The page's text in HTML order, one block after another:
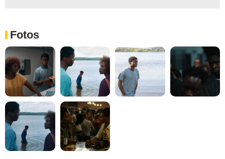
Fotos